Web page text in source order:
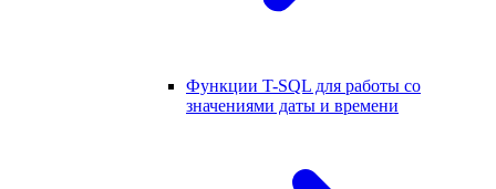
Функции T-SQL для работы со
значениями даты и времени